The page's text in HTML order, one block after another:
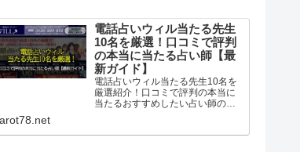
挙紹介です！
電話占いウィル当たる先生
10名を厳選！口コミで評判
の本当に当たる占い師【最
新ガイド】
電話占いウィル当たる先生10名を
厳選紹介！口コミで評判の本当に
当たるおすすめしたい占い師の最
人に向いているのか、良い口コミ